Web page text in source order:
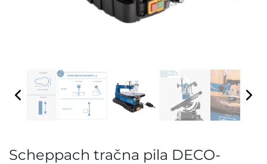
Scheppach tračna pila DECO-